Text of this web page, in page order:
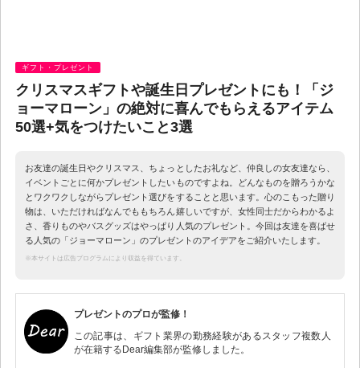
ギフト・プレゼント
クリスマスギフトや誕生日プレゼントにも！「ジ
ョーマローン」の絶対に喜んでもらえるアイテム
50選+気をつけたいこと3選
お友達の誕生日やクリスマス、ちょっとしたお礼など、仲良しの女友達なら、
イベントごとに何かプレゼントしたいものですよね。どんなものを贈ろうかな
とワクワクしながらプレゼント選びをすることと思います。心のこもった贈り
物は、いただければなんでももちろん嬉しいですが、女性同士だからわかるよ
さ、香りものやバスグッズはやっぱり人気のプレゼント。今回は友達を喜ばせ
る人気の「ジョーマローン」のプレゼントのアイデアをご紹介いたします。
※本サイトは広告プログラムにより収益を得ています。
プレゼントのプロが監修！
この記事は、ギフト業界の勤務経験があるスタッフ複数人
が在籍するDear編集部が監修しました。